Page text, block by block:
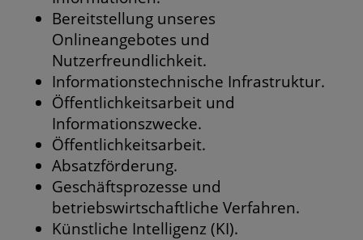
Bereitstellung unseres
Onlineangebotes und
Nutzerfreundlichkeit.
Informationstechnische Infrastruktur.
Öffentlichkeitsarbeit und
Informationszwecke.
Öffentlichkeitsarbeit.
Absatzförderung.
Geschäftsprozesse und
betriebswirtschaftliche Verfahren.
Künstliche Intelligenz (KI).